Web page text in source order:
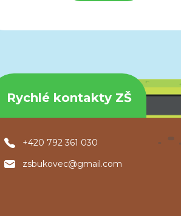
Rychlé kontakty ZŠ
+420 792 361 030
zsbukovec@gmail.com